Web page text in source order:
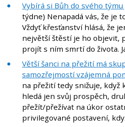
Vybírá si Bůh do svého
týdne) Nenapadá vás, že je
Vždyť křesťanství hlásá, že
největší štěstí je ho objevit,
projít s ním smrtí do života.
Větší šanci na přežití má
samozřejmostí vzájemná
na přežití tedy snižuje, když
hledá jen svůj prospěch,
přežít/přežívat na úkor
privilegované postavení,